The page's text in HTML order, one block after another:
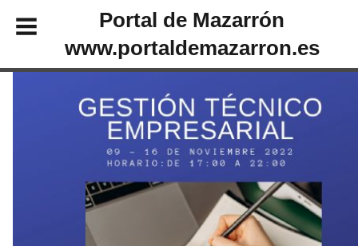
Portal de Mazarrón
www.portaldemazarron.es